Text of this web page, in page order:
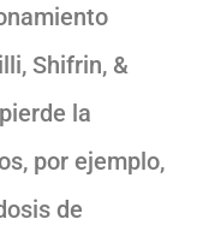
Shifrin, &
la
por ejemplo,
de